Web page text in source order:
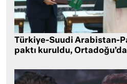
Türkiye-Suudi Arabistan-
paktı kuruldu,